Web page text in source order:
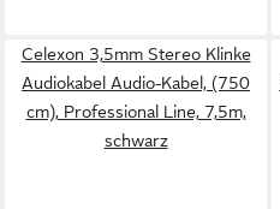
Celexon 3,5mm Stereo Klinke
Audiokabel Audio-Kabel, (750
cm), Professional Line, 7,5m,
schwarz